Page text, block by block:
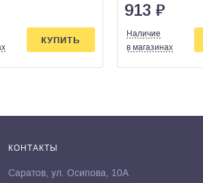
КУПИТЬ
913 ₽
Наличие
в магазинах
КОНТАКТЫ
Саратов, ул. Осипова, 10А